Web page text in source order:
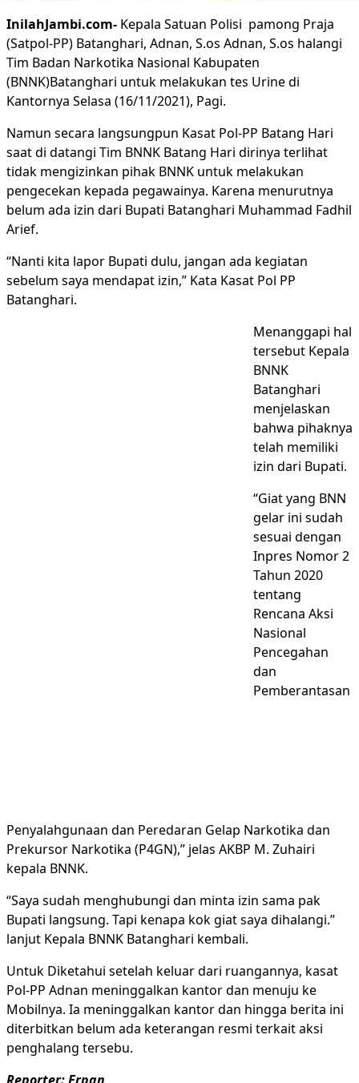
InilahJambi.com- Kepala Satuan Polisi pamong Praja
(Satpol-PP) Batanghari, Adnan, S.os Adnan, S.os halangi
Tim Badan Narkotika Nasional Kabupaten
(BNNK)Batanghari untuk melakukan tes Urine di
Kantornya Selasa (16/11/2021), Pagi.
Namun secara langsungpun Kasat Pol-PP Batang Hari
saat di datangi Tim BNNK Batang Hari dirinya terlihat
tidak mengizinkan pihak BNNK untuk melakukan
pengecekan kepada pegawainya. Karena menurutnya
belum ada izin dari Bupati Batanghari Muhammad Fadhil
Arief.
“Nanti kita lapor Bupati dulu, jangan ada kegiatan
sebelum saya mendapat izin,” Kata Kasat Pol PP
Batanghari.
Menanggapi hal
tersebut Kepala
BNNK
Batanghari
menjelaskan
bahwa pihaknya
telah memiliki
izin dari Bupati.
“Giat yang BNN
gelar ini sudah
sesuai dengan
Inpres Nomor 2
Tahun 2020
tentang
Rencana Aksi
Nasional
Pencegahan
dan
Pemberantasan
Penyalahgunaan dan Peredaran Gelap Narkotika dan
Prekursor Narkotika (P4GN),” jelas AKBP M. Zuhairi
kepala BNNK.
“Saya sudah menghubungi dan minta izin sama pak
Bupati langsung. Tapi kenapa kok giat saya dihalangi.”
lanjut Kepala BNNK Batanghari kembali.
Untuk Diketahui setelah keluar dari ruangannya, kasat
Pol-PP Adnan meninggalkan kantor dan menuju ke
Mobilnya. Ia meninggalkan kantor dan hingga berita ini
diterbitkan belum ada keterangan resmi terkait aksi
penghalang tersebu.